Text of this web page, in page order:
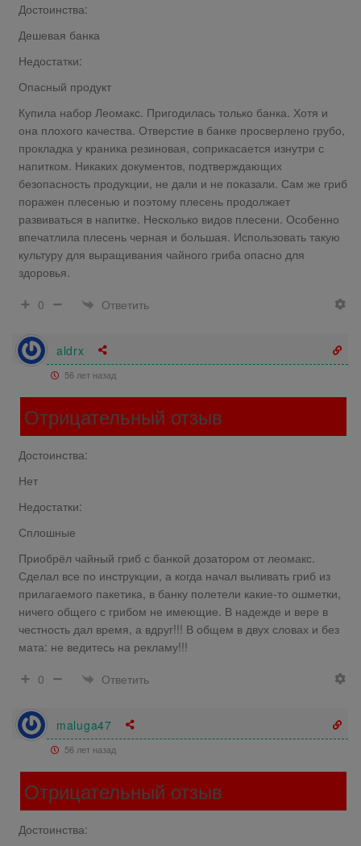
Достоинства:
Дешевая банка
Недостатки:
Опасный продукт
Купила набор Леомакс. Пригодилась только банка. Хотя и
она плохого качества. Отверстие в банке просверлено грубо,
прокладка у краника резиновая, соприкасается изнутри с
напитком. Никаких документов, подтверждающих
безопасность продукции, не дали и не показали. Сам же гриб
поражен плесенью и поэтому плесень продолжает
развиваться в напитке. Несколько видов плесени. Особенно
впечатлила плесень черная и большая. Использовать такую
культуру для выращивания чайного гриба опасно для
здоровья.
0
Ответить
aldrx
56 лет назад
Отрицательный отзыв
Достоинства:
Нет
Недостатки:
Сплошные
Приобрёл чайный гриб с банкой дозатором от леомакс.
Сделал все по инструкции, а когда начал выливать гриб из
прилагаемого пакетика, в банку полетели какие-то ошметки,
ничего общего с грибом не имеющие. В надежде и вере в
честность дал время, а вдруг!!! В общем в двух словах и без
мата: не ведитесь на рекламу!!!
0
Ответить
maluga47
56 лет назад
Отрицательный отзыв
Достоинства: